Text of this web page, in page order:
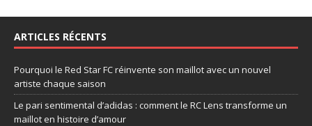
ARTICLES RÉCENTS
Pourquoi le Red Star FC réinvente son maillot avec un nouvel
artiste chaque saison
Le pari sentimental d’adidas : comment le RC Lens transforme un
maillot en histoire d’amour